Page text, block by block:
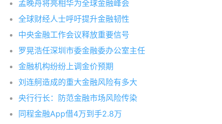
孟晚舟将亮相华为全球金融峰会
全球财经人士呼吁提升金融韧性
中央金融工作会议释放重要信号
罗晃浩任深圳市委金融委办公室主任
金融机构纷纷上调金价预期
刘连舸造成的重大金融风险有多大
央行行长：防范金融市场风险传染
同程金融App借4万到手2.8万